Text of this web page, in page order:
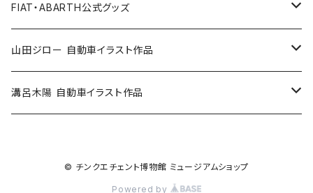
Cap / キャップ
Others / その他
Accessories / アクセサリー
Illustration / イラスト
小出茂鐘商会
イラストスタンド
Doll / ドール
Auto parts / カーパーツ
Accessories
Miniature Car／ミニカー
Wear／ウェア
Pouch / ポーチ
Steel badge / 缶バッジ
ABARTH CLUB MCRT
Apparel / アパレル
イラストスタンド
FIAT・ABARTH公式グッズ
Wallet / 財布
Bag / バッグ
山田ジロー 自動車イラスト作品
A3・A2サイズ
溝呂木陽 自動車イラスト作品
© チンクエチェント博物館 ミュージアムショップ
Powered by